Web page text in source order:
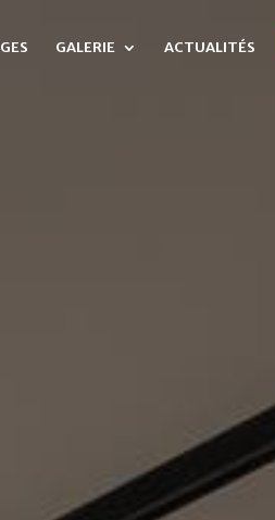
GALERIE ACTUALITÉS